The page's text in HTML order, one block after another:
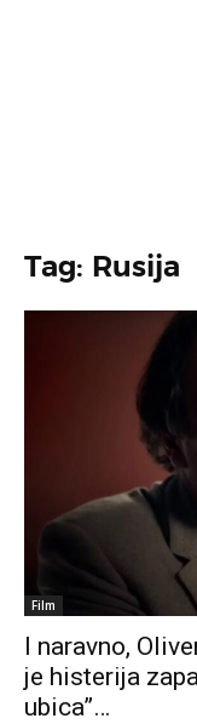
Tag: Rusija
Film
I naravno,
je histerija
ubica”…